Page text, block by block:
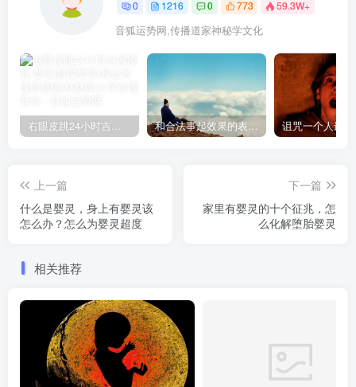
0 1216 0 773 59.3W+
音狐运势网,传播道家神秘学文化
右眼皮跳24小时吉凶预兆 和合法事起效果的表现，出现这些就要留意了
上一篇
什么是婴灵，身上有婴灵该
怎么办？怎么为婴灵超度
下一篇
家里有婴灵的十个征兆，怎
么化解堕胎婴灵
相关推荐